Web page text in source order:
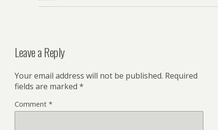
Leave a Reply
Your email address will not be published. Required
fields are marked *
Comment *